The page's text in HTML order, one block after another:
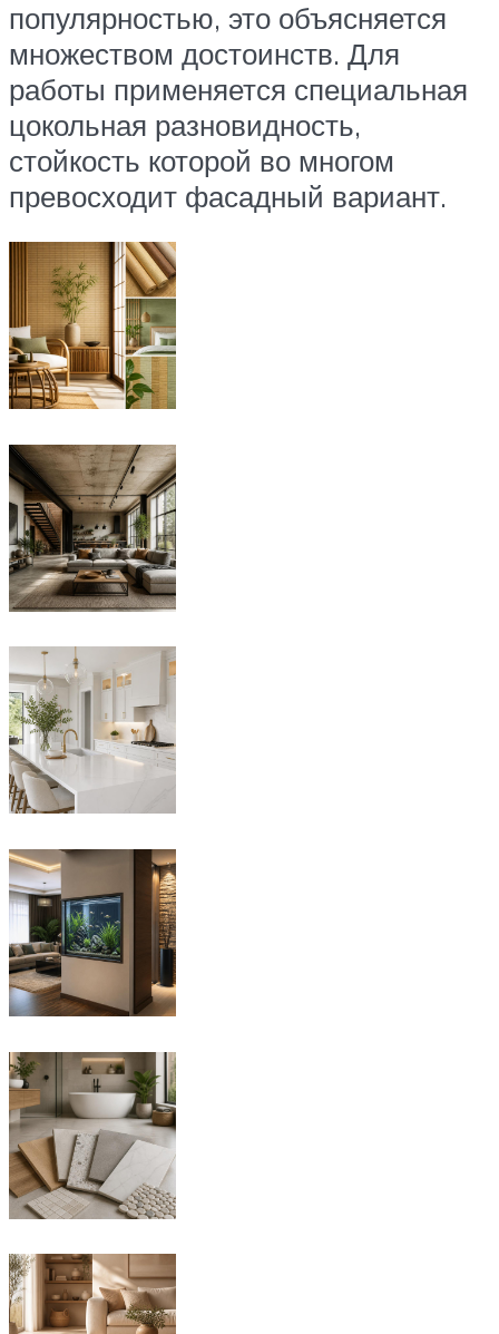
популярностью, это объясняется
множеством достоинств. Для
работы применяется специальная
цокольная разновидность,
стойкость которой во многом
превосходит фасадный вариант.